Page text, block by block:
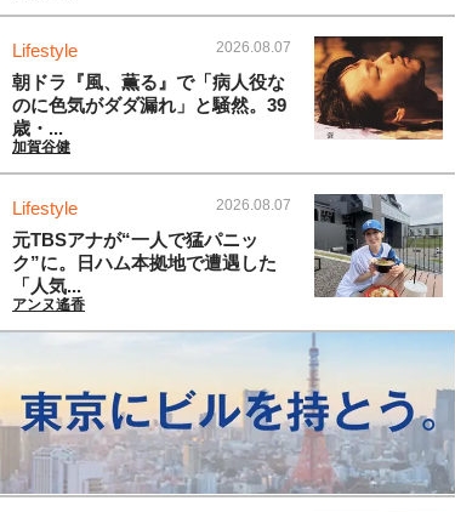
Lifestyle 2026.08.07
朝ドラ『風、薫る』で「病人役な
のに色気がダダ漏れ」と騒然。39
歳・...
加賀谷健
Lifestyle 2026.08.07
元TBSアナが“一人で猛パニッ
ク”に。日ハム本拠地で遭遇した
「人気...
アンヌ遙香